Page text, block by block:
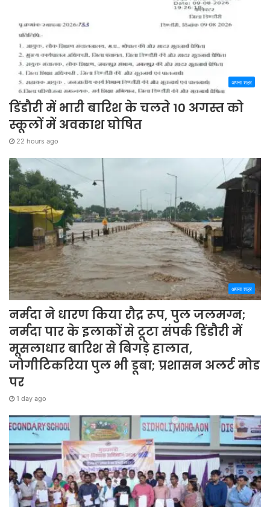
अपना शहर
डिंडौरी में भारी बारिश के चलते 10 अगस्त को
स्कूलों में अवकाश घोषित
22 hours ago
अपना शहर
नर्मदा ने धारण किया रौद्र रूप, पुल जलमग्न;
नर्मदा पार के इलाकों से टूटा संपर्क डिंडौरी में
मूसलाधार बारिश से बिगड़े हालात,
जोगीटिकरिया पुल भी डूबा; प्रशासन अलर्ट मोड
पर
1 day ago